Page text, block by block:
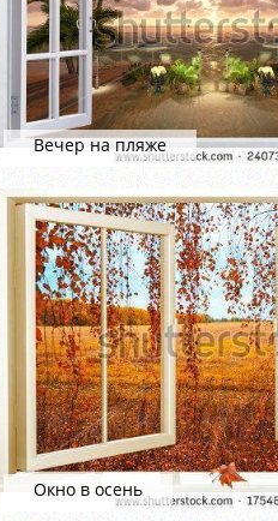
Вечер на пляже
Окно в осень